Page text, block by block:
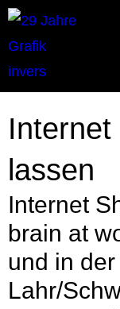
Internet
lassen
Internet
brain at
und in
Lahr/